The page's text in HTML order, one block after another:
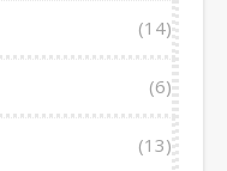
(14)
(6)
(13)